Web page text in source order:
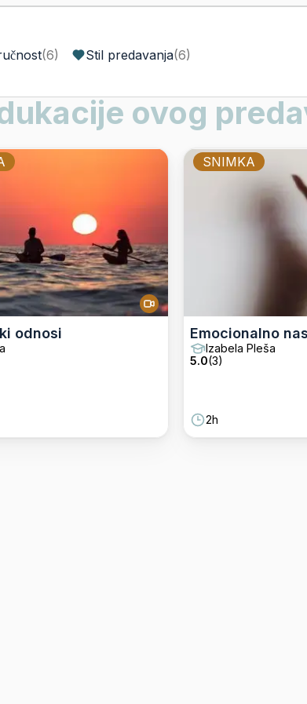
(6) Stil predavanja(6)
ovog
odnosi
SNIMKA
Emocionalno
Izabela Pleša
5.0(3)
2h